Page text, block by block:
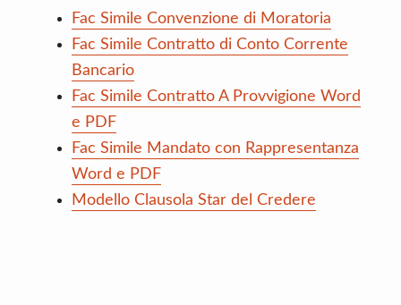
Fac Simile Convenzione di Moratoria
Fac Simile Contratto di Conto Corrente
Bancario
Fac Simile Contratto A Provvigione Word
e PDF
Fac Simile Mandato con Rappresentanza
Word e PDF
Modello Clausola Star del Credere